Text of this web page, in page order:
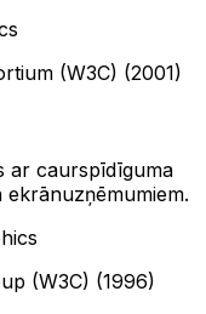
(W3C) (2001)
ar caurspīdīguma
(W3C) (1996)